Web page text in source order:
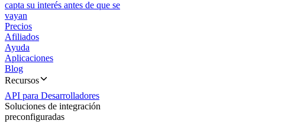
capta su interés antes de que se
vayan
Precios
Afiliados
Ayuda
Aplicaciones
Blog
Recursos
API para Desarrolladores
Soluciones de integración
preconfiguradas